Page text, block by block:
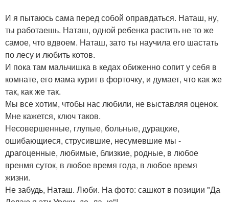
И я пытаюсь сама перед собой оправдаться. Наташ, ну,
ты работаешь. Наташ, одной ребенка растить не то же
самое, что вдвоем. Наташ, зато ты научила его шастать
по лесу и любить котов.
И пока там мальчишка в кедах обиженно сопит у себя в
комнате, его мама курит в форточку, и думает, что как же
так, как же так.
Мы все хотим, чтобы нас любили, не выставляя оценок.
Мне кажется, ключ таков.
Несовершенные, глупые, больные, дурацкие,
ошибающиеся, струсившие, несумевшие мы -
драгоценные, любимые, близкие, родные, в любое
вренмя суток, в любое время года, в любое время
жизни.
Не забудь, Наташ. Люби. На фото: сашкот в позиции "Да